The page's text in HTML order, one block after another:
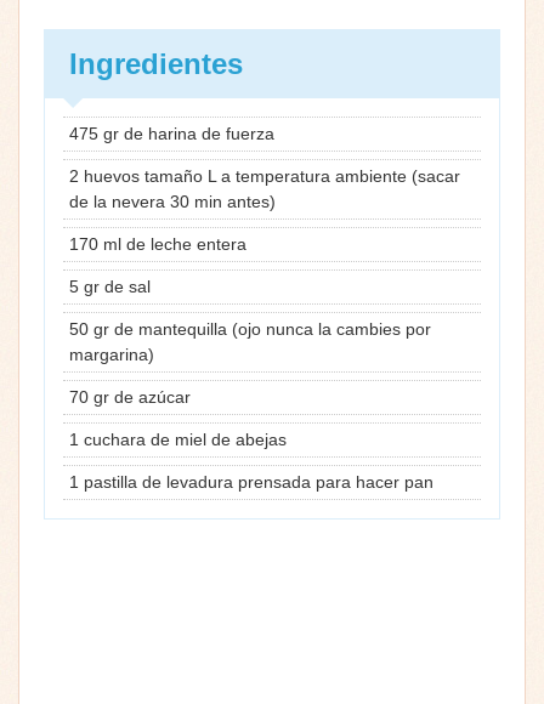
Ingredientes
475 gr de harina de fuerza
2 huevos tamaño L a temperatura ambiente (sacar
de la nevera 30 min antes)
170 ml de leche entera
5 gr de sal
50 gr de mantequilla (ojo nunca la cambies por
margarina)
70 gr de azúcar
1 cuchara de miel de abejas
1 pastilla de levadura prensada para hacer pan